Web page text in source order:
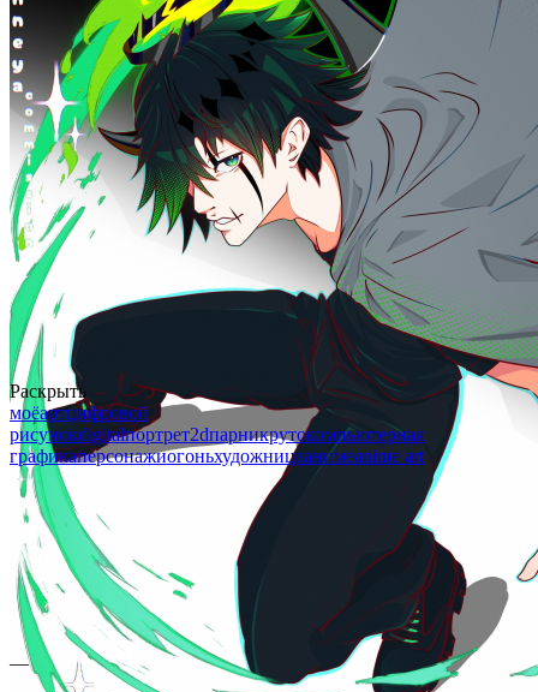
Раскрыть
моёартцифровой
рисунокdigitalпортрет2dпарникрутокомпьютерная
графикаперсонажиогоньхудожницаанимеanime art
—